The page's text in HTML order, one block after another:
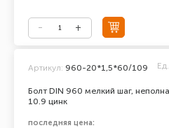
Болт DIN 960 мелкий шаг,
10.9 цинк
Артикул: 960-20*1,5*60/109
последняя цена: